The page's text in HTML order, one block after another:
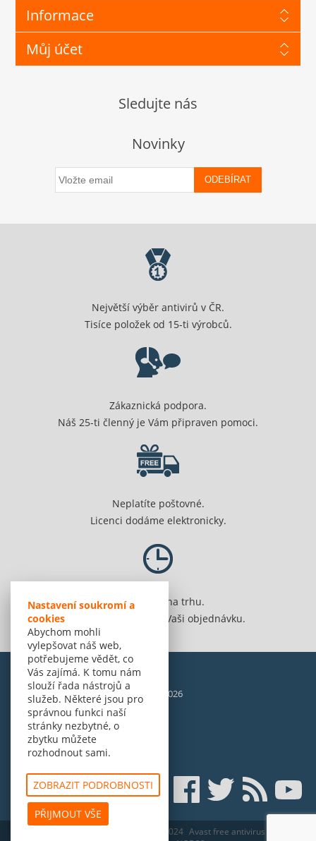
Nastavení soukromí a
cookies
Abychom mohli
vylepšovat náš web,
potřebujeme vědět, co
Vás zajímá. K tomu nám
slouží řada nástrojů a
služeb. Některé jsou pro
správnou funkci naší
stránky nezbytné, o
zbytku můžete
rozhodnout sami.
ZOBRAZIT PODROBNOSTI
PŘIJMOUT VŠE
Informace
Můj účet
Sledujte nás
Novinky
ODEBÍRAT
Největší výběr antivirů v ČR.
Tisíce položek od 15-ti výrobců.
Zákaznická podpora.
Náš 25-ti členný je Vám připraven pomoci.
Neplatíte poštovné.
Licenci dodáme elektronicky.
Jsme 20 let na trhu.
Spolehlivě vyřídíme Vaši objednávku.
© Amenit Software Solutions, 1998 - 2026
Powered by nopCommerce
ESET HOME Security Essential - edice 2024 Avast free antivirus zdarma v